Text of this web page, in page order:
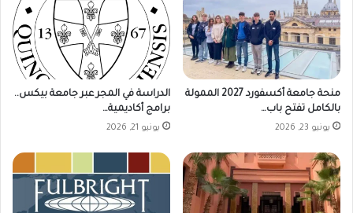
منحة جامعة أكسفورد 2027 الممولة
بالكامل تفتح باب…
يونيو 23, 2026
الدراسة في المجر عبر جامعة بيكس..
برامج أكاديمية…
يونيو 21, 2026